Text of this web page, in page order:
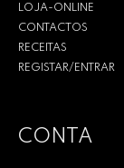
LOJA-ONLINE
CONTACTOS
RECEITAS
REGISTAR/ENTRAR
CONTA